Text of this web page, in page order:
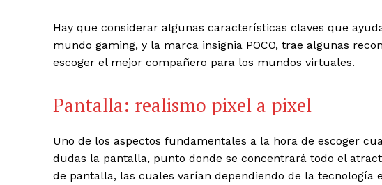
Hay que considerar algunas características claves que
mundo gaming, y la marca insignia POCO, trae algunas
escoger el mejor compañero para los mundos virtuales.
Pantalla: realismo pixel a pixel
Uno de los aspectos fundamentales a la hora de escoger
dudas la pantalla, punto donde se concentrará todo el
de pantalla, las cuales varían dependiendo de la tecnología